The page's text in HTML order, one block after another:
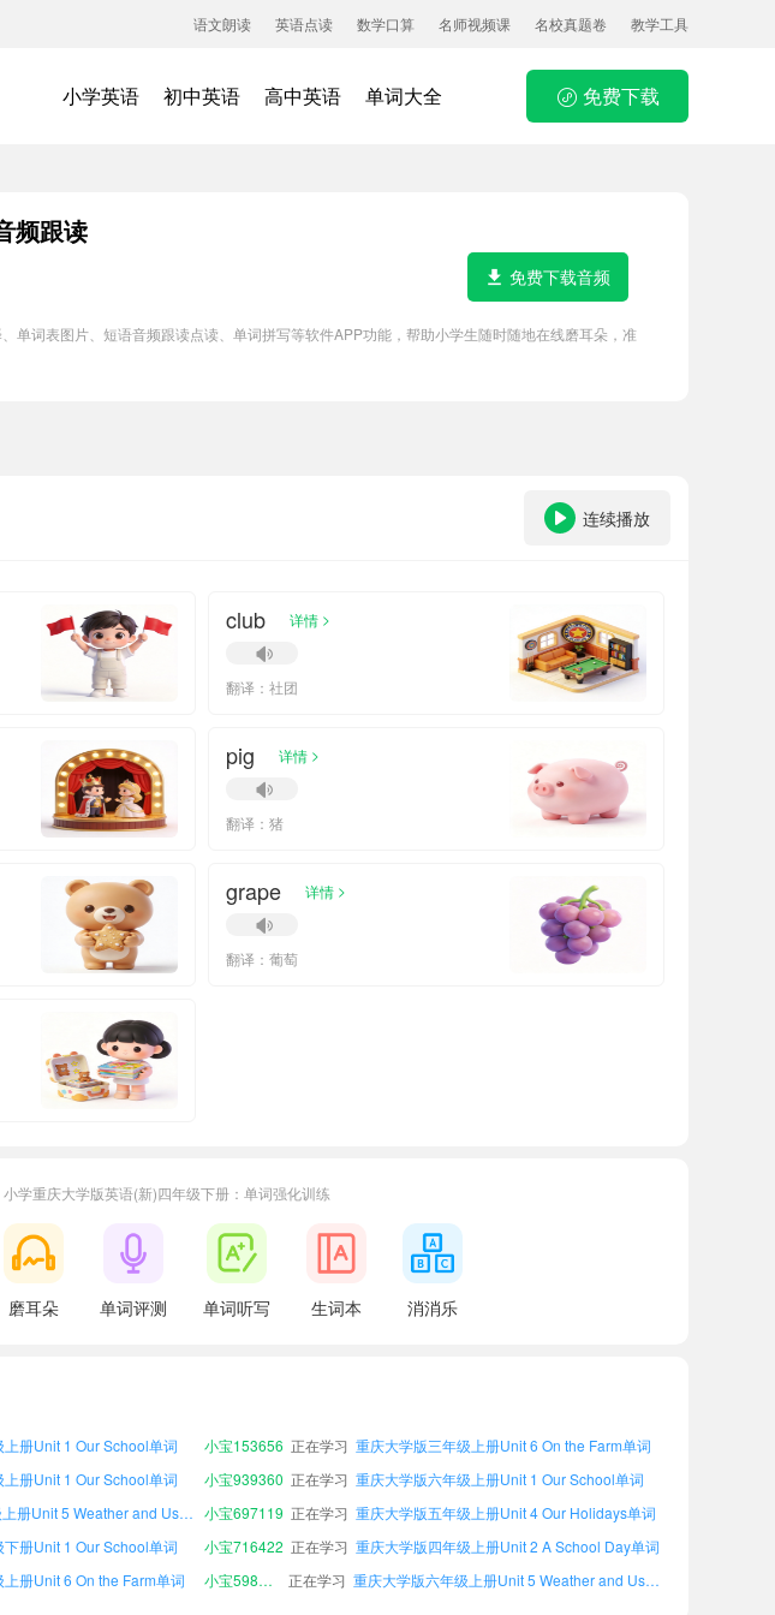
语文朗读 英语点读 数学口算 名师视频课 名校真题卷 教学工具
小学英语 初中英语 高中英语 单词大全 免费下载
频跟读
词表图片、短语音频跟读点读、单词拼写等软件APP功能，帮助小学生随时随地在线磨耳朵，准
免费下载音频
连续播放
club 详情 >
翻译：社团
pig 详情 >
翻译：猪
grape 详情 >
翻译：葡萄
小学重庆大学版英语(新)四年级下册：单词强化训练
磨耳朵 单词评测 单词听写 生词本 消消乐
下册Unit 3 Safety Rules单词 小宝754657 正在学习
重庆大学版四年级上册Unit 6 On the Farm单词
上册Unit 6 On the Farm单词 小宝805681 正在学习 重庆大学版五年级下册Unit 3 Safety Rules单词
册Unit 1 Our School单词 小宝153656 正在学习 重庆大学版三年级上册Unit 6 On the Farm单词
册Unit 1 Our School单词 小宝939360 正在学习 重庆大学版六年级上册Unit 1 Our School单词
重庆大学版五年级上册Unit 5 Weather and Us单词 小宝697119 正在学习 重庆大学版五年级上册Unit 4 Our Holidays单词
册Unit 1 Our School单词 小宝716422 正在学习 重庆大学版四年级上册Unit 2 A School Day单词
册Unit 6 On the Farm单词 小宝598550 正在学习
重庆大学版六年级上册Unit 5 Weather and Us单词